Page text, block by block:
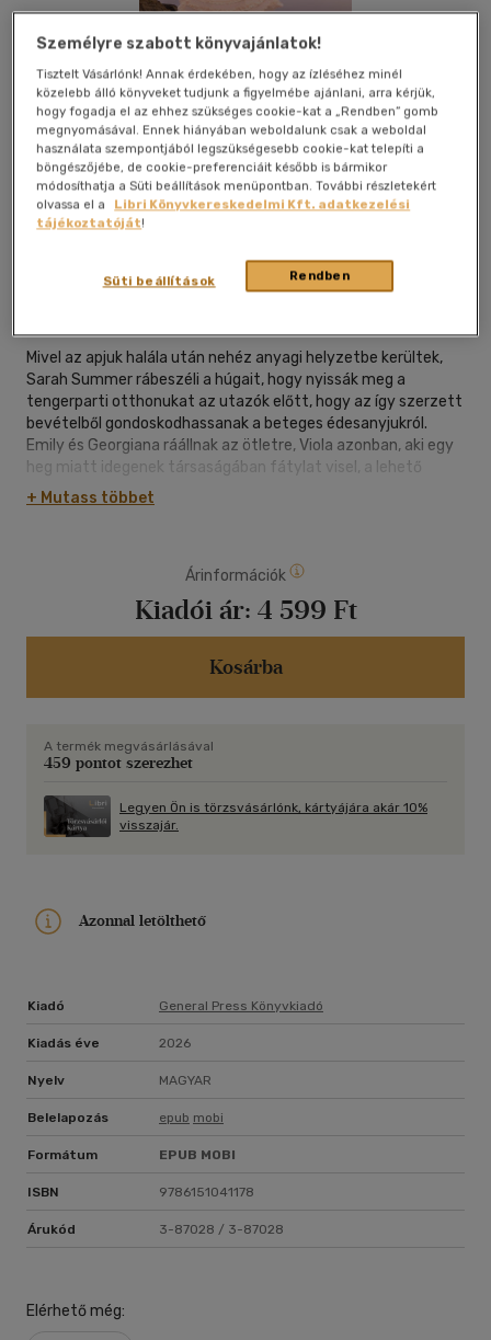
Beleolvasok
Mivel az apjuk halála után nehéz anyagi helyzetbe kerültek,
Sarah Summer rábeszéli a húgait, hogy nyissák meg a
tengerparti otthonukat az utazók előtt, hogy az így szerzett
bevételből gondoskodhassanak a beteges édesanyjukról.
Emily és Georgiana ráállnak az ötletre, Viola azonban, aki egy
heg miatt idegenek társaságában fátylat visel, a lehető
legkevesebb időt szeretné a vendégek között tölteni. Azért,
hogy megtarthassák az otthonukat, a nővérek belevágnak az
jelentkeznek be hozzájuk. Sarah a titokzatos skót
özvegyember iránti egyre növekvő vonzalma és a családja
felé érzett kötelességtudat között örlődik. Violát pedig egy új
ismeretség arra készteti, hogy arca gyűlölt hibája mellett
mélyen elrejtett fájdalmait is megmutassa. Aki pedig egyszer
+ Mutass többet
Árinformációk
Kiadói ár: 4 599 Ft
Kosárba
A termék megvásárlásával
459 pontot szerezhet
Legyen Ön is törzsvásárlónk, kártyájára akár 10%
visszajár.
Azonnal letölthető
Kiadó General Press Könyvkiadó
Kiadás éve 2026
Nyelv MAGYAR
Belelapozás epub mobi
Formátum EPUB MOBI
ISBN 9786151041178
Árukód 3-87028 / 3-87028
Elérhető még:
Személyre szabott könyvajánlatok!
Tisztelt Vásárlónk! Annak érdekében, hogy az ízléséhez minél
közelebb álló könyveket tudjunk a figyelmébe ajánlani, arra kérjük,
hogy fogadja el az ehhez szükséges cookie-kat a „Rendben” gomb
megnyomásával. Ennek hiányában weboldalunk csak a weboldal
használata szempontjából legszükségesebb cookie-kat telepíti a
böngészőjébe, de cookie-preferenciáit később is bármikor
módosíthatja a Süti beállítások menüpontban. További részletekért
olvassa el a
Libri Könyvkereskedelmi Kft. adatkezelési
tájékoztatóját!
Rendben
Süti beállítások